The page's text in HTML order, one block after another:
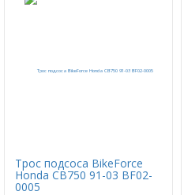
Трос подсоса BikeForce
Honda CB750 91-03 BF02-
0005